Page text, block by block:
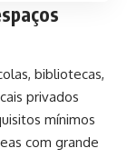
bibliotecas,
privados
mínimos
com grande